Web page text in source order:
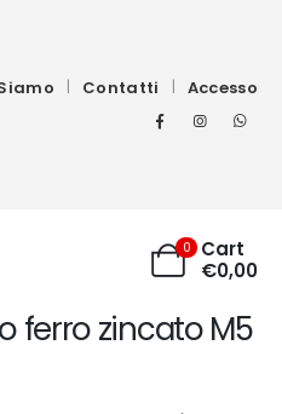
Contatti Accesso
0
Cart
€0,00
ferro zincato M5